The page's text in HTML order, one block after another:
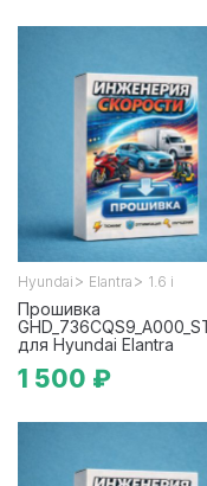
Hyundai > Elantra > 1.6 i
Прошивка
для Hyundai Elantra
1 500 ₽